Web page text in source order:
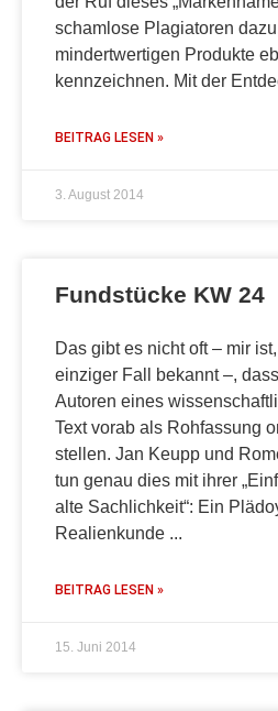
schamlose Plagiatoren
mindertwertigen Produkte
kennzeichnen. Mit der
BEITRAG LESEN »
3. August 2014
Fundstücke KW 24
Das gibt es nicht oft – mir
einziger Fall bekannt –,
Autoren eines
Text vorab als Rohfassung
stellen. Jan Keupp und
tun genau dies mit ihrer
alte Sachlichkeit“: Ein
Realienkunde
BEITRAG LESEN »
15. Juni 2014